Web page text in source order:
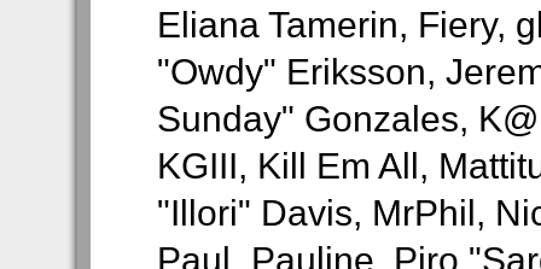
Eliana Tamerin, Fiery,
"Owdy" Eriksson,
Sunday" Gonzales,
KGIII, Kill Em All,
"Illori" Davis, MrPhil,
Paul_Pauline, Piro